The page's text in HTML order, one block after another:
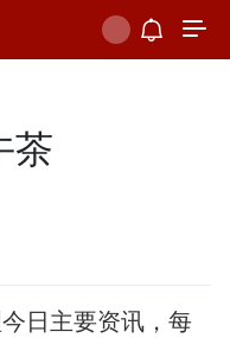
茶
日主要资讯，每